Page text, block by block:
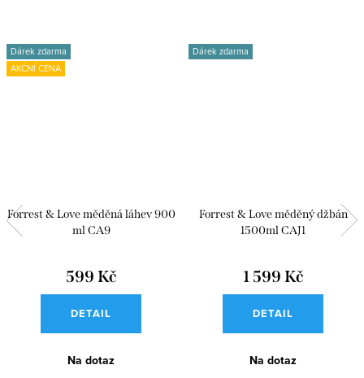
Dárek zdarma
AKČNÍ CENA
Forrest & Love měděná láhev 900
ml CA9
599 Kč
DETAIL
Na dotaz
Dárek zdarma
Forrest & Love měděný džbán
1500ml CAJ1
1 599 Kč
DETAIL
Na dotaz